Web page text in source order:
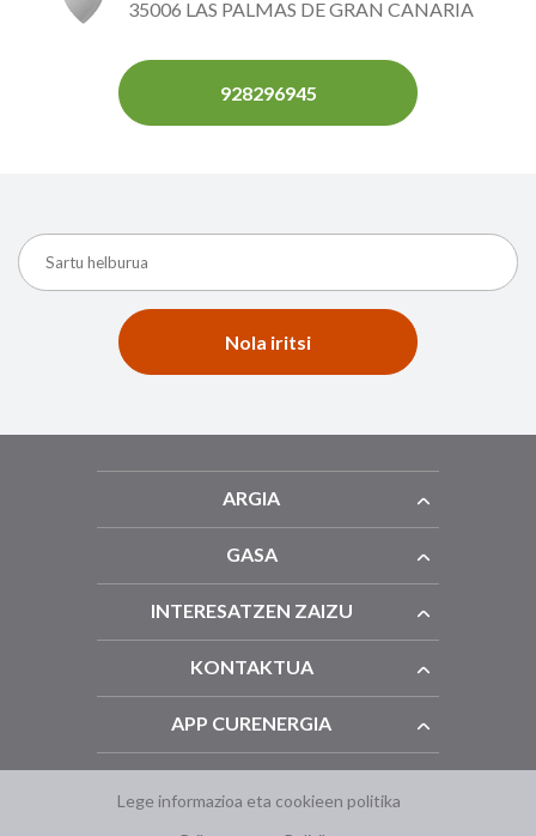
35006 LAS PALMAS DE GRAN CANARIA
928296945
Nola iritsi
ARGIA
GASA
INTERESATZEN ZAIZU
KONTAKTUA
APP CURENERGIA
Lege informazioa eta cookieen politika